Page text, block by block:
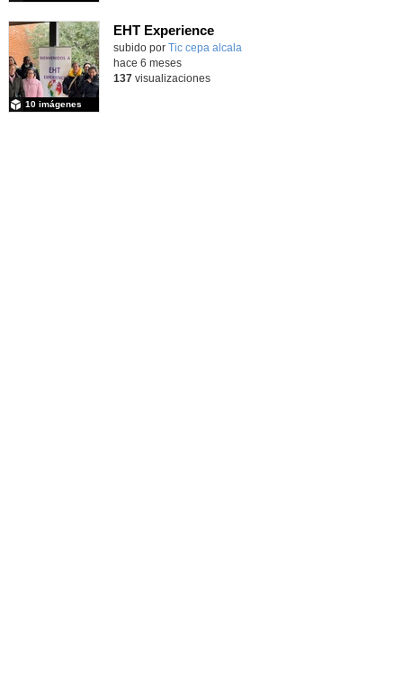
EHT Experience
subido por Tic cepa alcala
10 imágenes
hace 6 meses
137visualizaciones